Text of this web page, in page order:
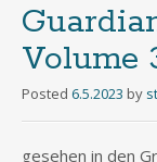
Volume
Posted 6.5.2023 by
gesehen in den